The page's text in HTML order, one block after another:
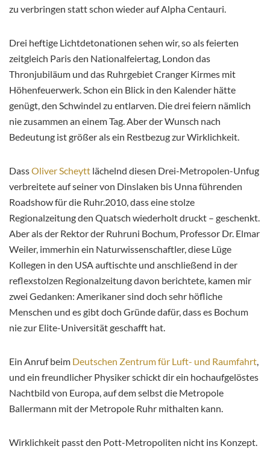
zu verbringen statt schon wieder auf Alpha Centauri.
Drei heftige Lichtdetonationen sehen wir, so als feierten
zeitgleich Paris den Nationalfeiertag, London das
Thronjubiläum und das Ruhrgebiet Cranger Kirmes mit
Höhenfeuerwerk. Schon ein Blick in den Kalender hätte
genügt, den Schwindel zu entlarven. Die drei feiern nämlich
nie zusammen an einem Tag. Aber der Wunsch nach
Bedeutung ist größer als ein Restbezug zur Wirklichkeit.
DassOliver Scheytt lächelnd diesen Drei-Metropolen-Unfug
verbreitete auf seiner von Dinslaken bis Unna führenden
Roadshow für die Ruhr.2010, dass eine stolze
Regionalzeitung den Quatsch wiederholt druckt – geschenkt.
Aber als der Rektor der Ruhruni Bochum, Professor Dr. Elmar
Weiler, immerhin ein Naturwissenschaftler, diese Lüge
Kollegen in den USA auftischte und anschließend in der
reflexstolzen Regionalzeitung davon berichtete, kamen mir
zwei Gedanken: Amerikaner sind doch sehr höfliche
Menschen und es gibt doch Gründe dafür, dass es Bochum
nie zur Elite-Universität geschafft hat.
Ein Anruf beim Deutschen Zentrum für Luft- und Raumfahrt,
und ein freundlicher Physiker schickt dir ein hochaufgelöstes
Nachtbild von Europa, auf dem selbst die Metropole
Ballermann mit der Metropole Ruhr mithalten kann.
Wirklichkeit passt den Pott-Metropoliten nicht ins Konzept.